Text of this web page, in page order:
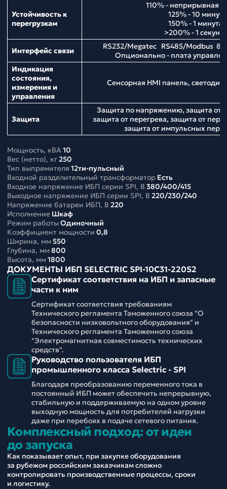
Устойчивость к
перегрузкам
110% - неприрывная
125% - 10 минут;
150% - 1 минута;
>200% - 1
Интерфейс связи
RS232/Megatec RS485/Modbus 8
Опционально - плата
Индикация
состояния,
измерения и
управления
Сенсорная HMI панель,
Защита
Защита по напряжению, защита от
защита от перегрева, защита от
защита от импульсных
Мощность, кВА10
Вес (нетто), кг250
Тип выпрямителя 12ти-пульсный
Входной разделительный трансформатор Есть
Входное напряжение ИБП серии SPI, В 380/400/415
Выходное напряжение ИБП серии SPI, В 220/230/240
Напряжение батареи ИБП, В 220
Исполнение Шкаф
Режим работыОдиночный
Коэффициент мощности 0,8
Ширина, мм 550
Глубина, мм 800
Высота, мм 1800
ДОКУМЕНТЫ ИБП SELECTRIC SPI-10C31-220S2
Сертификат соответствия на ИБП и запасные
части к ним
Сертификат соответствия требованиям
Технического регламента Таможенного союза "О
безопасности низковольтного оборудования" и
Технического регламента Таможенного союза
"Электромагнитная совместимость технических
средств".
Руководство пользователя ИБП
промышленного класса Selectric - SPI
Благодаря преобразованию переменного тока в
постоянный ИБП может обеспечить непрерывную,
стабильную и поддерживаемую на одном уровне
выходную мощность для потребителей нагрузки
даже при перебоях в подаче сетевого питания.
Комплексный подход: от идеи
до запуска
Как показывает опыт, при закупке оборудования
за рубежом российским заказчикам сложно
контролировать производственные процессы, сроки
и логистику.